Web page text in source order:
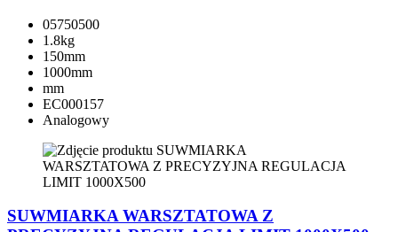
05750500
1.8kg
150mm
1000mm
mm
EC000157
Analogowy
SUWMIARKA WARSZTATOWA Z